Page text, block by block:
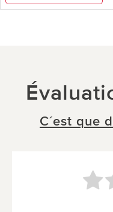
C´est que